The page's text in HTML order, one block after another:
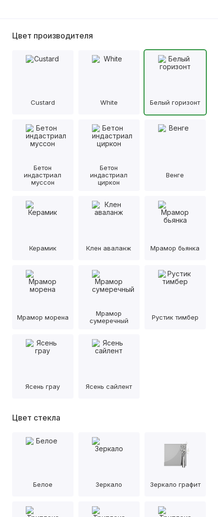
Цвет производителя
Custard White Белый горизонт
Бетон
индастриал
муссон
Бетон
индастриал
циркон
Венге
Керамик Клен аваланж Мрамор бьянка
Мрамор морена
Мрамор
сумеречный
Рустик тимбер
Ясень грау Ясень сайлент
Цвет стекла
Белое Зеркало Зеркало графит